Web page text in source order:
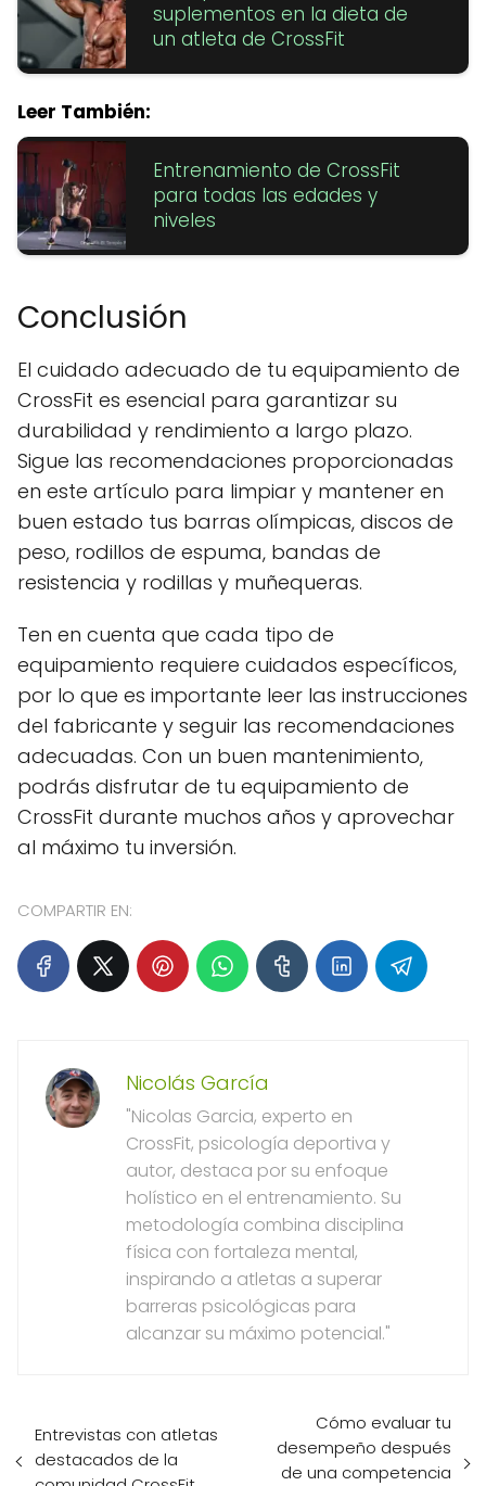
suplementos en la dieta de
un atleta de CrossFit
Leer También:
Entrenamiento de CrossFit
para todas las edades y
niveles
Conclusión
El cuidado adecuado de tu equipamiento de
CrossFit es esencial para garantizar su
durabilidad y rendimiento a largo plazo.
Sigue las recomendaciones proporcionadas
en este artículo para limpiar y mantener en
buen estado tus barras olímpicas, discos de
peso, rodillos de espuma, bandas de
resistencia y rodillas y muñequeras.
Ten en cuenta que cada tipo de
equipamiento requiere cuidados específicos,
por lo que es importante leer las instrucciones
del fabricante y seguir las recomendaciones
adecuadas. Con un buen mantenimiento,
podrás disfrutar de tu equipamiento de
CrossFit durante muchos años y aprovechar
al máximo tu inversión.
COMPARTIR EN:
Nicolás García
"Nicolas Garcia, experto en
CrossFit, psicología deportiva y
autor, destaca por su enfoque
holístico en el entrenamiento. Su
metodología combina disciplina
física con fortaleza mental,
inspirando a atletas a superar
barreras psicológicas para
alcanzar su máximo potencial."
Entrevistas con atletas
destacados de la
Cómo evaluar tu
desempeño después
de una competencia